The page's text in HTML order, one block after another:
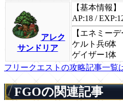
アレク
サンドリア
【基本情報】
AP:18 /
【エネミーデ
ケルト兵6体
ゲイザー1体
フリークエストの攻略記事一覧
FGOの関連記事